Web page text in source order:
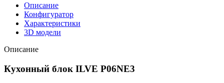
Описание
Конфигуратор
Характеристики
3D модели
Описание
Кухонный блок ILVE P06NE3